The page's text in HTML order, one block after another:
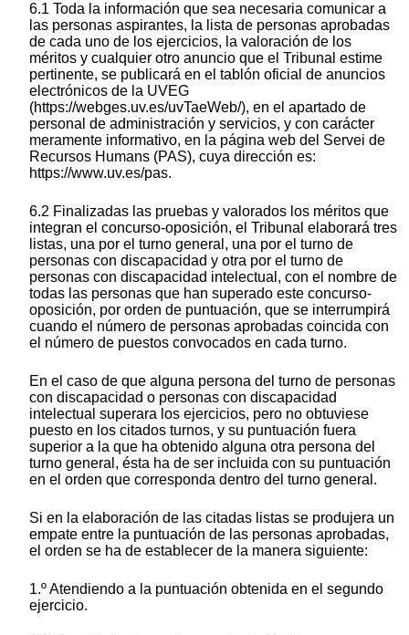
6.1 Toda la información que sea necesaria comunicar a
las personas aspirantes, la lista de personas aprobadas
de cada uno de los ejercicios, la valoración de los
méritos y cualquier otro anuncio que el Tribunal estime
pertinente, se publicará en el tablón oficial de anuncios
electrónicos de la UVEG
(https://webges.uv.es/uvTaeWeb/), en el apartado de
personal de administración y servicios, y con carácter
meramente informativo, en la página web del Servei de
Recursos Humans (PAS), cuya dirección es:
https://www.uv.es/pas.
6.2 Finalizadas las pruebas y valorados los méritos que
integran el concurso-oposición, el Tribunal elaborará tres
listas, una por el turno general, una por el turno de
personas con discapacidad y otra por el turno de
personas con discapacidad intelectual, con el nombre de
todas las personas que han superado este concurso-
oposición, por orden de puntuación, que se interrumpirá
cuando el número de personas aprobadas coincida con
el número de puestos convocados en cada turno.
En el caso de que alguna persona del turno de personas
con discapacidad o personas con discapacidad
intelectual superara los ejercicios, pero no obtuviese
puesto en los citados turnos, y su puntuación fuera
superior a la que ha obtenido alguna otra persona del
turno general, ésta ha de ser incluida con su puntuación
en el orden que corresponda dentro del turno general.
Si en la elaboración de las citadas listas se produjera un
empate entre la puntuación de las personas aprobadas,
el orden se ha de establecer de la manera siguiente:
1.º Atendiendo a la puntuación obtenida en el segundo
ejercicio.